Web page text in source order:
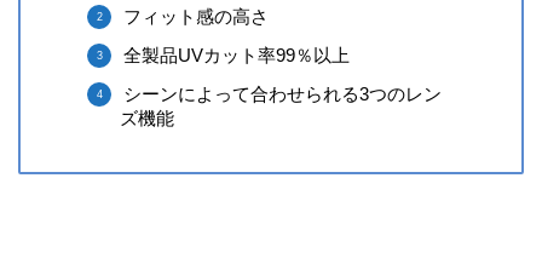
フィット感の高さ
全製品UVカット率99％以上
シーンによって合わせられる3つのレン
ズ機能